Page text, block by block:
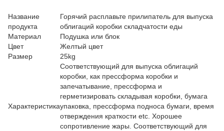
Название
продукта
Горячий расплавьте прилипатель для выпуска
облигаций коробки складчатости еды
Материал
Подушка или блок
Цвет
Желтый цвет
Размер
25kg
Характеристика
Соответствующий для выпуска облигаций
коробки, как прессформа коробки и
запечатывание, прессформа и
герметизировать складывая коробки, бумага
упаковка, прессформа подноса бумаги, время
отверждения краткости etc. Хорошее
сопротивление жары. Соответствующий для